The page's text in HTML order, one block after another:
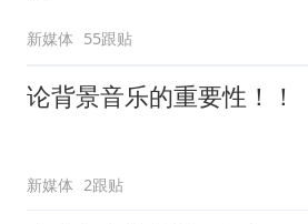
新媒体 55跟贴
论背景音乐的重要性！！
新媒体 2跟贴